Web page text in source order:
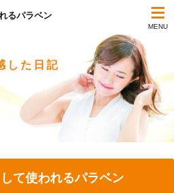
るパラベン
MENU
した日記
て使われるパラベン